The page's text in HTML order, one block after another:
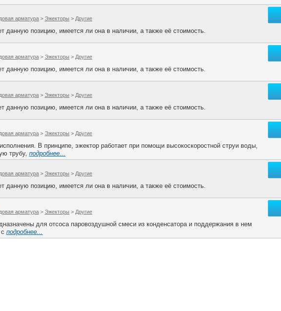
арматура > Эжекторы > Другие
данную позицию, имеется ли она в наличии, а также её стоимость.
арматура > Эжекторы > Другие
данную позицию, имеется ли она в наличии, а также её стоимость.
арматура > Эжекторы > Другие
данную позицию, имеется ли она в наличии, а также её стоимость.
арматура > Эжекторы > Другие
В принципе, эжектор работает при помощи высокоскоростной струи воды,
трубу, подробнее...
арматура > Эжекторы > Другие
данную позицию, имеется ли она в наличии, а также её стоимость.
арматура > Эжекторы > Другие
для отсоса паровоздушной смеси из конденсатора и поддержания в нем
подробнее...